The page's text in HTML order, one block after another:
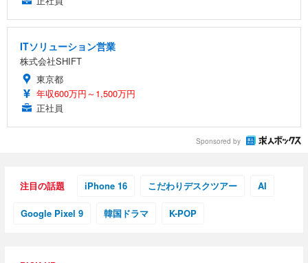
ITソリューション営業
株式会社SHIFT
東京都
年収600万円～1,500万円
正社員
Sponsored by
注目の話題 iPhone 16 こだわりデスクツアー AI
Google Pixel 9 韓国ドラマ K-POP